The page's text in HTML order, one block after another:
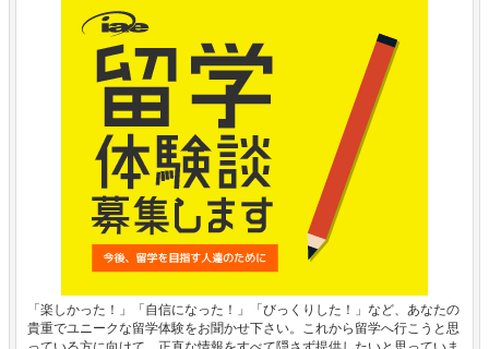
「楽しかった！」「自信になった！」「びっくりした！」など、あなたの
貴重でユニークな留学体験をお聞かせ下さい。これから留学へ行こうと思